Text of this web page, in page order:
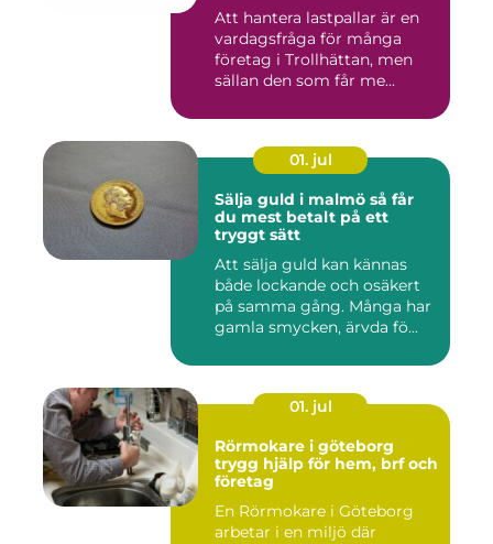
Att hantera lastpallar är en
vardagsfråga för många
företag i Trollhättan, men
sällan den som får me...
01. jul
Sälja guld i malmö så får
du mest betalt på ett
tryggt sätt
Att sälja guld kan kännas
både lockande och osäkert
på samma gång. Många har
gamla smycken, ärvda fö...
01. jul
Rörmokare i göteborg
trygg hjälp för hem, brf och
företag
En Rörmokare i Göteborg
arbetar i en miljö där